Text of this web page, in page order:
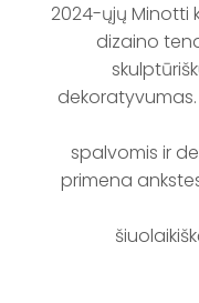
2024-ųjų Minotti
dizaino
dekoratyvumas.
spalvomis ir
primena